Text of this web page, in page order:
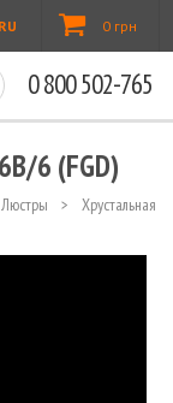
0 грн
RU
0 800 502-765
6 (FGD)
Люстры >
Хрустальная